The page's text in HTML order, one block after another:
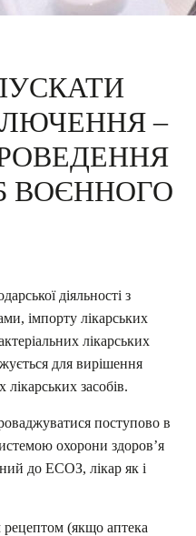
–
ВОЄННОГО
діяльності з
імпорту лікарських
лікарських
для вирішення
засобів.
поступово в
охорони здоровʼя
до ЕСОЗ, лікар як і
рецептом (якщо аптека